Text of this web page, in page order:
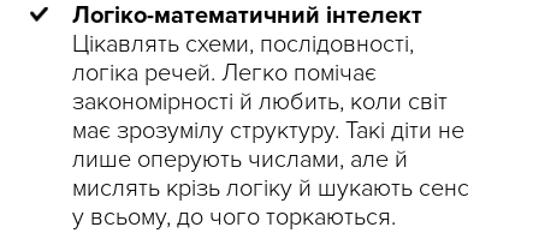
Логіко-математичний інтелект
Цікавлять схеми, послідовності,
логіка речей. Легко помічає
закономірності й любить, коли світ
має зрозумілу структуру. Такі діти не
лише оперують числами, але й
мислять крізь логіку й шукають сенс
у всьому, до чого торкаються.